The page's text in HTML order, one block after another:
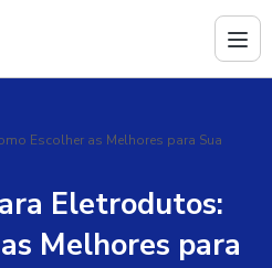
Escolher as Melhores para Sua
Eletrodutos:
Melhores para